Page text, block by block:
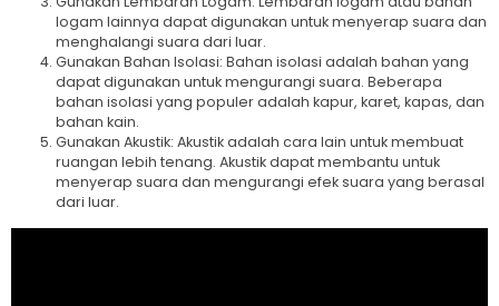
logam lainnya dapatdigunakan untukmenyerap suara dan
menghalangi suara dari luar.
Gunakan Bahan Isolasi: Bahan isolasi adalah bahan yang
dapatdigunakan untukmengurangi suara. Beberapa
bahan isolasi yang populeradalah kapur, karet, kapas, dan
bahan kain.
Gunakan Akustik: Akustikadalah cara lain untukmembuat
ruangan lebih tenang. Akustikdapatmembantu untuk
menyerap suara dan mengurangi efeksuara yang berasal
dari luar.